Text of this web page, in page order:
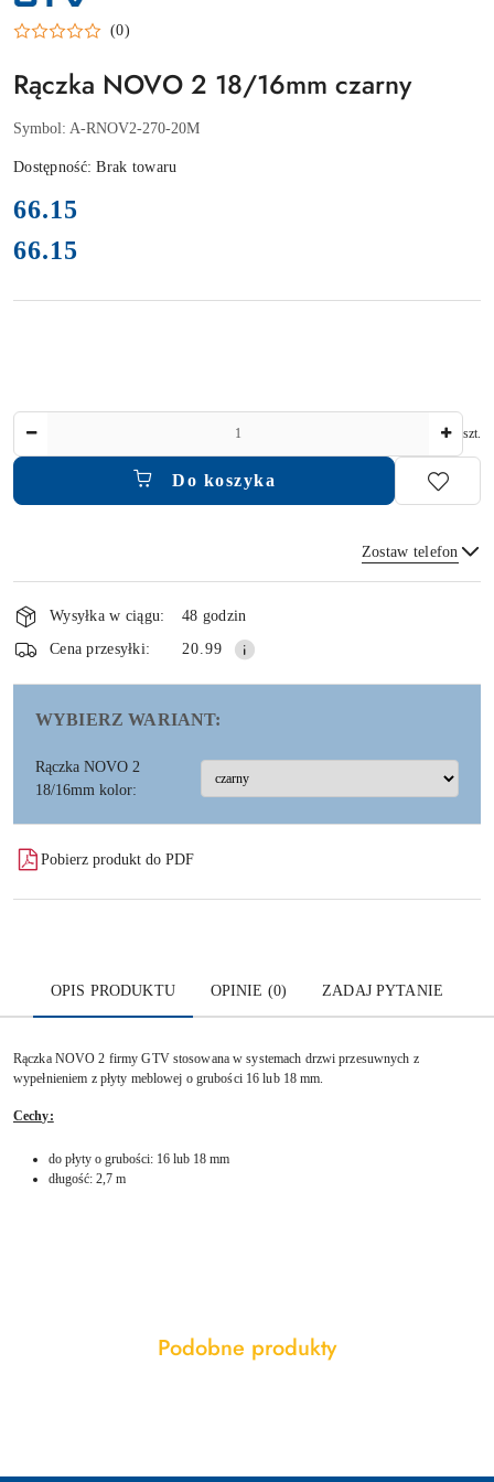
PRODUCENTA:
GTV
(0)
Rączka NOVO 2 18/16mm czarny
Symbol: A-RNOV2-270-20M
Dostępność:Brak towaru
cena:
66.15
Cena:
66.15
szt.
Do koszyka
Zostaw telefon
Wyślij
Dostępność
i
dostawa
Wysyłka w ciągu:
48 godzin
Cena przesyłki:
20.99
WYBIERZ WARIANT:
Rączka NOVO 2
18/16mm kolor:
Pobierz produkt do PDF
OPIS PRODUKTU OPINIE (0) ZADAJ PYTANIE
Rączka NOVO 2 firmy GTV stosowana w systemach drzwi przesuwnych z
wypełnieniem z płyty meblowej o grubości 16 lub 18 mm.
Cechy:
do płyty o grubości: 16 lub 18 mm
długość: 2,7 m
Pomiń karuzelę produktów
Produkty
Podobne produkty